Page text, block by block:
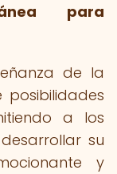
para
de la
a los
su
y